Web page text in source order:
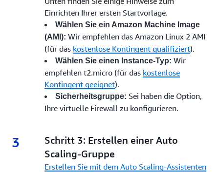
Einrichten Ihrer ersten Startvorlage.
Wählen Sie ein Amazon Machine Image
(AMI): Wir empfehlen das Amazon Linux 2 AMI
(für das kostenlose Kontingent qualifiziert).
Wählen Sie einen Instance-Typ: Wir
empfehlen t2.micro (für das kostenlose
Kontingent geeignet).
Sicherheitsgruppe: Sei haben die Option,
Ihre virtuelle Firewall zu konfigurieren.
3 3.
Schritt 3: Erstellen einer Auto
Scaling-Gruppe
Erstellen Sie mit dem Auto Scaling-Assistenten